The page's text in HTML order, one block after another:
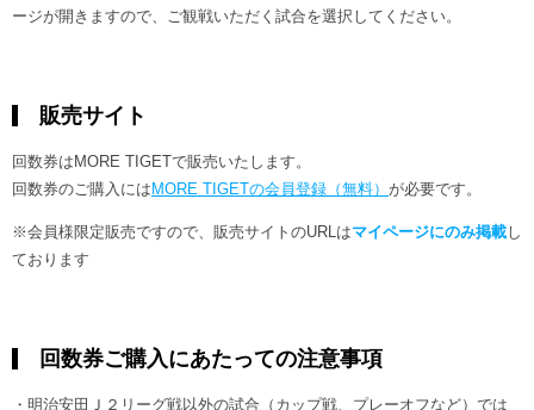
ージが開きますので、ご観戦いただく試合を選択してください。
販売サイト
回数券はMORE TIGETで販売いたします。
回数券のご購入には MORE TIGETの会員登録（無料） が必要です。
※会員様限定販売ですので、販売サイトのURLはマイページにのみ掲載し
ております
回数券ご購入にあたっての注意事項
・明治安田Ｊ２リーグ戦以外の試合（カップ戦、プレーオフなど）では